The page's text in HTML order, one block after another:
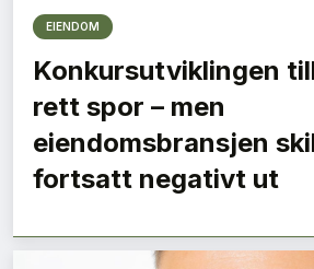
EIENDOM
Konkursutviklingen
rett spor – men
eiendomsbransjen
fortsatt negativt ut